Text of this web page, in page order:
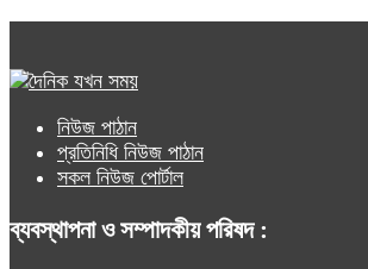
নিউজ পাঠান
প্রতিনিধি নিউজ পাঠান
সকল নিউজ পোর্টাল
ব্যবস্থাপনা ও সম্পাদকীয় পরিষদ :